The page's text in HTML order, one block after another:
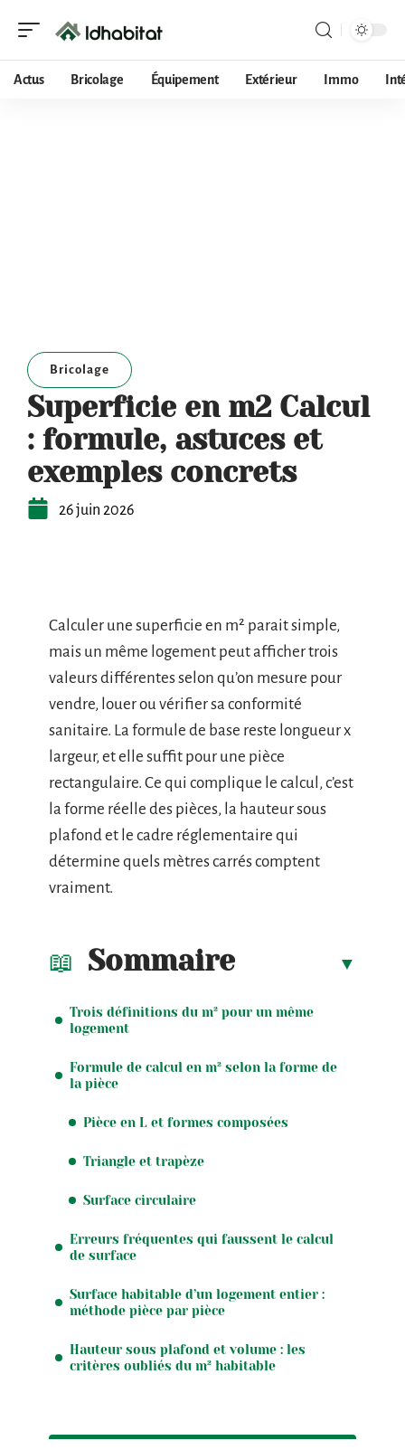
Actus Bricolage Équipement Extérieur Immo
Bricolage
Superficie en m2 Calcul
: formule, astuces et
exemples concrets
26 juin 2026
Calculer une superficie en m² parait simple,
mais un même logement peut afficher trois
valeurs différentes selon qu’on mesure pour
vendre, louer ou vérifier sa conformité
sanitaire. La formule de base reste longueur x
largeur, et elle suffit pour une pièce
rectangulaire. Ce qui complique le calcul, c’est
la forme réelle des pièces, la hauteur sous
plafond et le cadre réglementaire qui
détermine quels mètres carrés comptent
vraiment.
Sommaire
Trois définitions du m² pour un même
logement
Formule de calcul en m² selon la forme de
la pièce
Pièce en L et formes composées
Triangle et trapèze
Surface circulaire
Erreurs fréquentes qui faussent le calcul
de surface
Surface habitable d’un logement entier :
méthode pièce par pièce
Hauteur sous plafond et volume : les
critères oubliés du m² habitable